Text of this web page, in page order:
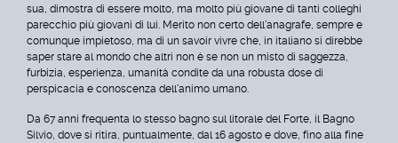
sua, dimostra di essere molto, ma molto più giovane di tanti colleghi
parecchio più giovani di lui. Merito non certo dell'anagrafe, sempre e
comunque impietoso, ma di un savoir vivre che, in italiano si direbbe
saper stare al mondo che altri non è se non un misto di saggezza,
furbizia, esperienza, umanità condite da una robusta dose di
perspicacia e conoscenza dell'animo umano.
Da 67 anni frequenta lo stesso bagno sul litorale del Forte, il Bagno
Silvio, dove si ritira, puntualmente, dal 16 agosto e dove, fino alla fine